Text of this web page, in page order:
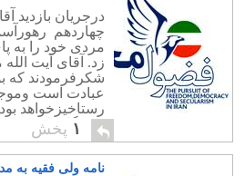
درجریان بازدید
چهاردهم
مردی خود را به
زد. آقای آیت
شکرفرمودند که
عبادت است
رستاخیزخواهد
خبرنگارما
نظراین مرد را
برای صواب […]
۱ پخش
نامه ولی فقیه به